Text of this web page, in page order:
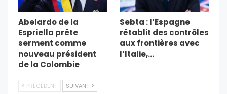
Abelardo de la
Espriella prête
serment comme
nouveau président
de la Colombie
Sebta : l’Espagne
rétablit des contrôles
aux frontières avec
l’Italie,…
PRÉCÉDENT SUIVANT